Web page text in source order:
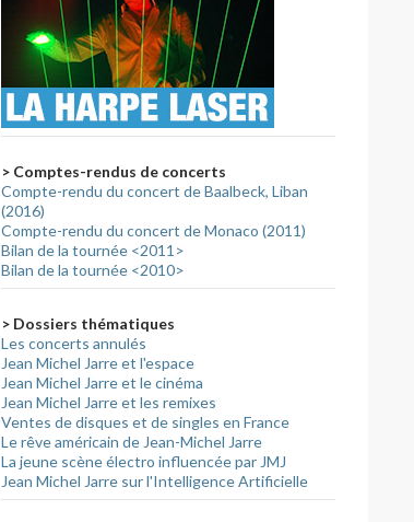
> Comptes-rendus de concerts
Compte-rendu du concert de Baalbeck, Liban
(2016)
Compte-rendu du concert de Monaco (2011)
Bilan de la tournée <2011>
Bilan de la tournée <2010>
> Dossiers thématiques
Les concerts annulés
Jean Michel Jarre et l'espace
Jean Michel Jarre et le cinéma
Jean Michel Jarre et les remixes
Ventes de disques et de singles en France
Le rêve américain de Jean-Michel Jarre
La jeune scène électro influencée par JMJ
Jean Michel Jarre sur l'Intelligence Artificielle